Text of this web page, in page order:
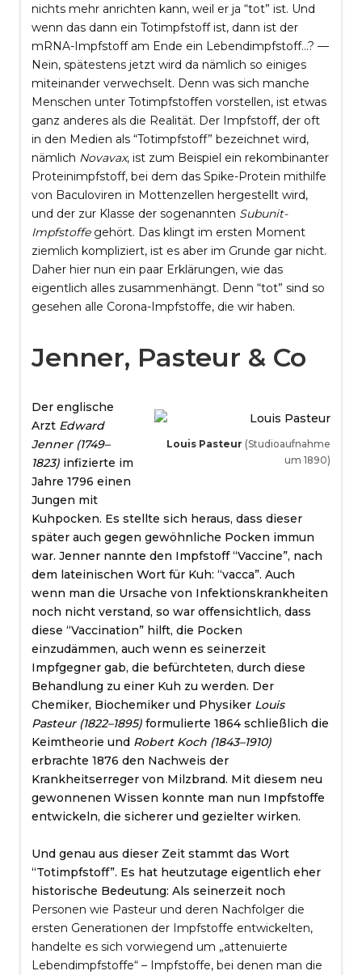
nichts mehr anrichten kann, weil er ja “tot” ist. Und
wenn das dann ein Totimpfstoff ist, dann ist der
mRNA-Impfstoff am Ende ein Lebendimpfstoff…? —
Nein, spätestens jetzt wird da nämlich so einiges
miteinander verwechselt. Dennwas sich manche
Menschen unter Totimpfstoffen vorstellen, ist etwas
ganz anderes als die Realität. Der Impfstoff, der oft
in den Medien als “Totimpfstoff” bezeichnet wird,
nämlich Novavax, ist zum Beispiel ein rekombinanter
Proteinimpfstoff, bei dem das Spike-Protein mithilfe
von Baculoviren in Mottenzellen hergestellt wird,
und der zur Klasse der sogenannten Subunit-
Impfstoffegehört. Das klingt im ersten Moment
ziemlich kompliziert, ist es aber im Grunde gar nicht.
Daher hier nun ein paar Erklärungen, wie das
eigentlich alles zusammenhängt. Denn “tot” sind so
gesehen alle Corona-Impfstoffe, die wir haben.
Jenner, Pasteur & Co
Louis Pasteur (Studioaufnahme
um 1890)
Der englische
Arzt Edward
Jenner (1749–
1823) infizierte im
Jahre 1796 einen
Jungen mit
Kuhpocken. Es stellte sich heraus, dass dieser
später auch gegen gewöhnliche Pocken immun
war. Jenner nannte den Impfstoff “Vaccine”, nach
dem lateinischen Wort für Kuh: “vacca”. Auch
wenn man die Ursache von Infektionskrankheiten
noch nicht verstand, so war offensichtlich, dass
diese “Vaccination” hilft, die Pocken
einzudämmen, auch wenn es seinerzeit
Impfgegner gab, die befürchteten, durch diese
Behandlung zu einer Kuh zu werden. Der
Chemiker, Biochemiker und Physiker Louis
Pasteur (1822–1895) formulierte 1864 schließlich die
Keimtheorie und Robert Koch (1843–1910)
erbrachte 1876 den Nachweis der
Krankheitserreger von Milzbrand. Mit diesem neu
gewonnenen Wissen konnte man nun Impfstoffe
entwickeln, die sicherer und gezielter wirken.
Und genau aus dieser Zeit stammt das Wort
“Totimpfstoff”. Es hat heutzutage eigentlich eher
historische Bedeutung: Als seinerzeit noch
Personen wie Pasteur und deren Nachfolger die
ersten Generationen der Impfstoffe entwickelten,
handelte es sich vorwiegend um „attenuierte
Lebendimpfstoffe“ – Impfstoffe, bei denen man die